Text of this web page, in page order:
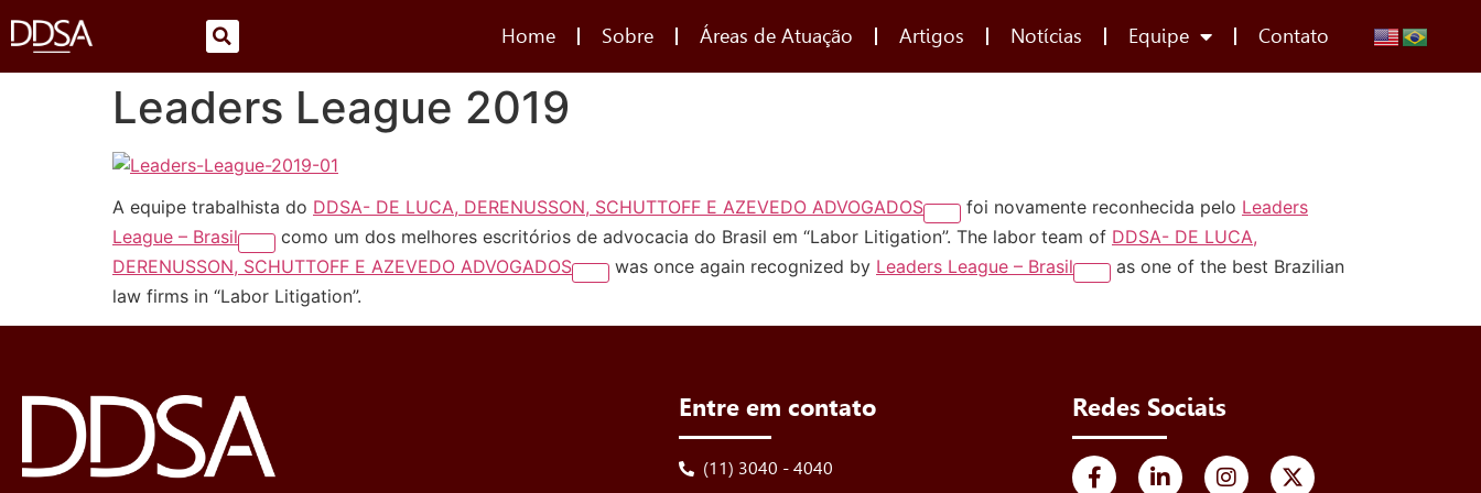
Home Sobre Áreas de Atuação Artigos Notícias Equipe Contato
Leaders League 2019
A equipe trabalhista do DDSA- DE LUCA, DERENUSSON, SCHUTTOFF E AZEVEDO ADVOGADOS foi novamente reconhecida pelo Leaders
League – Brasil
como um dos melhores escritórios de advocacia do Brasil em “Labor Litigation”. The labor team of DDSA- DE LUCA,
DERENUSSON, SCHUTTOFF E AZEVEDO ADVOGADOS
was once again recognized by Leaders League – Brasil
as one of the best Brazilian
law firms in “Labor Litigation”.
Entre em contato
(11) 3040 - 4040
Redes Sociais